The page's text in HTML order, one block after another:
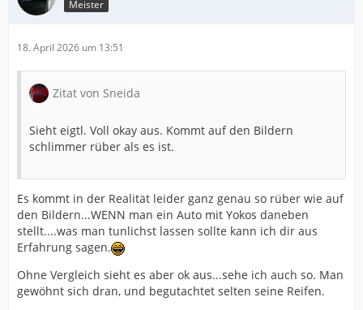
Meister
18. April 2026 um 13:51
Zitat von Sneida
Sieht eigtl. Voll okay aus. Kommt auf den Bildern
schlimmer rüber als es ist.
Es kommt in der Realität leider ganz genau so rüber wie auf
den Bildern...WENN man ein Auto mit Yokos daneben
stellt....was man tunlichst lassen sollte kann ich dir aus
Erfahrung sagen.
Ohne Vergleich sieht es aber ok aus...sehe ich auch so. Man
gewöhnt sich dran, und begutachtet selten seine Reifen.